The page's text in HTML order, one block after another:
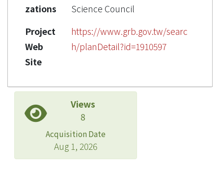
zations
Science Council
Project
Web
Site
https://www.grb.gov.tw/searc
h/planDetail?id=1910597
Views
8
Acquisition Date
Aug 1, 2026